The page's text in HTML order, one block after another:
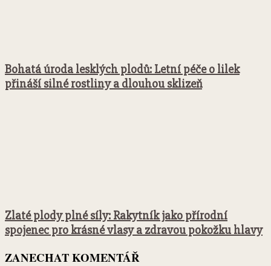
Bohatá úroda lesklých plodů: Letní péče o lilek
přináší silné rostliny a dlouhou sklizeň
Zlaté plody plné síly: Rakytník jako přírodní
spojenec pro krásné vlasy a zdravou pokožku hlavy
ZANECHAT KOMENTÁŘ